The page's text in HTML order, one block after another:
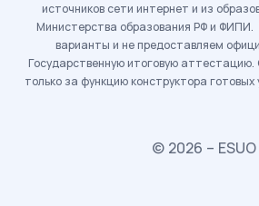
источников сети интернет и из
Министерства образования РФ и ФИПИ.
варианты и не предоставляем
Государственную итоговую
только за функцию конструктора готовых
© 2026 – ESUO